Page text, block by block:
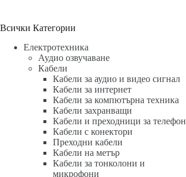
Всички Категории
Електротехника
Аудио озвучаване
Кабели
Кабели за аудио и видео сигнал
Кабели за интернет
Кабели за компютърна техника
Кабели захранващи
Кабели и преходници за телефон
Кабели с конектори
Преходни кабели
Кабели на метър
Кабели за тонколони и
микрофони